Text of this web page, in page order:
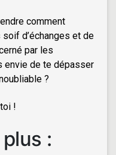
comment
d’échanges et de
par les
envie de te dépasser
?
!
: